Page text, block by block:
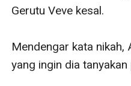
Gerutu Veve kesal.
Mendengar kata nikah,
yang ingin dia